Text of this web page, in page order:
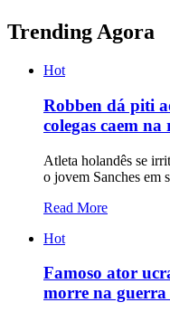
Trending Agora
Hot
Robben dá piti
colegas caem na
Atleta holandês se
o jovem Sanches em
Read More
Hot
Famoso ator
morre na guerra